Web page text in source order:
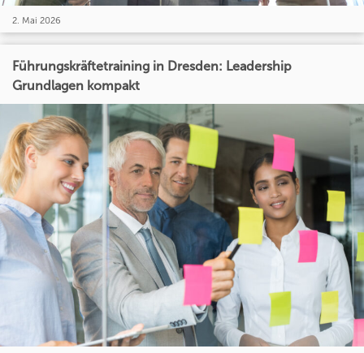
2. Mai 2026
Führungskräftetraining in Dresden: Leadership
Grundlagen kompakt